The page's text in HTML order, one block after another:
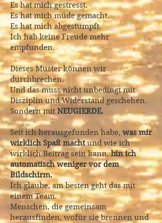
Es hat mich gestresst.
Es hat mich müde gemacht.
Es hat mich abgestumpft.
Ich hab keine Freude mehr
empfunden.
Dieses Muster können wir
durchbrechen.
Und das muss nicht unbedingt mit
Disziplin und Widerstand geschehen.
Sondern mit NEUGIERDE.
Seit ich herausgefunden habe, was mir
wirklich Spaß machtund wie ich
wirklich Beitrag sein kann,bin ich
automatisch weniger vor dem
Bildschirm.
Ich glaube, am besten geht das mit
einem Team.
Menschen, die gemeinsam
herausfinden, wofür sie brennen und